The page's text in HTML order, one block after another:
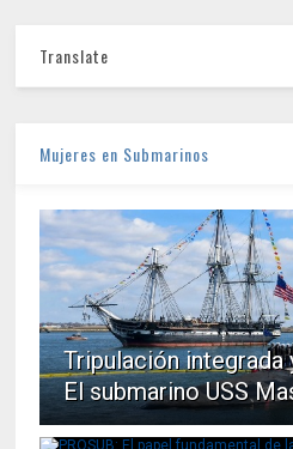
Translate
Mujeres en Submarinos
Tripulación integrada
El submarino USS